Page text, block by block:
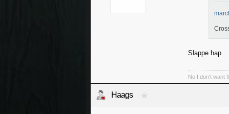
Slappe hap
No I don't want
Haags